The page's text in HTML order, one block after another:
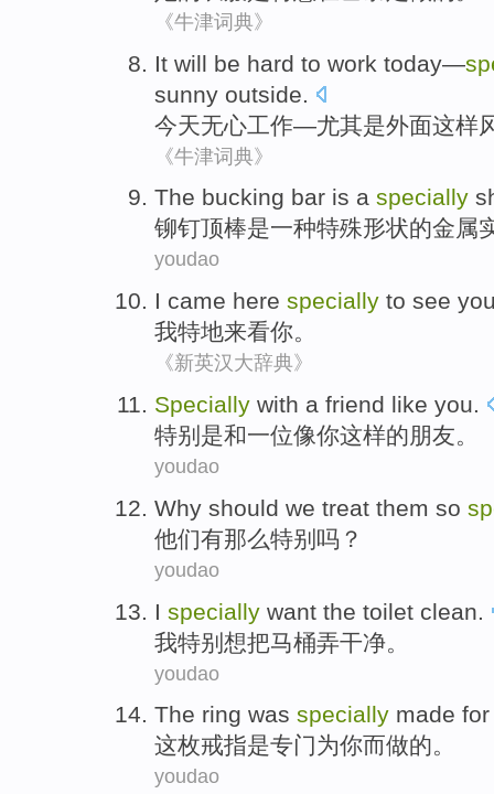
《牛津词典》
It will be hard to work today—
sunny outside
今天无心工作—尤其是外面这样
《牛津词典》
The bucking bar is a specially
铆钉顶棒是一种特殊形状的金属
youdao
I came here specially to see
我特地来看你。
《新英汉大辞典》
Specially with a friend like you.
特别是和一位像你这样的朋友。
youdao
Why should we treat them so
他们有那么特别 吗？
youdao
I specially want the toilet clean
我特别 想把马桶弄干净。
youdao
The ring was specially made for
这枚戒指是专门为你而做的。
youdao